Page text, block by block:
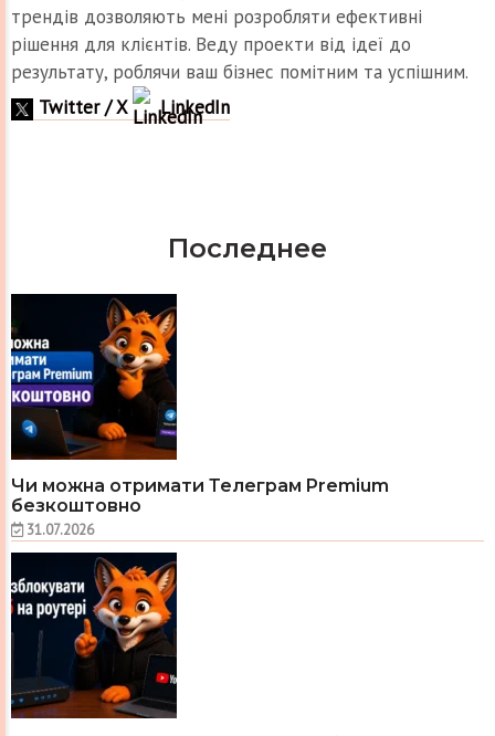
трендів дозволяють мені розробляти ефективні
рішення для клієнтів. Веду проекти від ідеї до
результату, роблячи ваш бізнес помітним та успішним.
Twitter / X
LinkedIn
Последнее
Чи можна отримати Телеграм Premium
безкоштовно
31.07.2026